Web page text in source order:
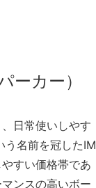
カー）
日常使いしやす
う名前を冠したIM
すい価格帯であ
ンスの高いボー